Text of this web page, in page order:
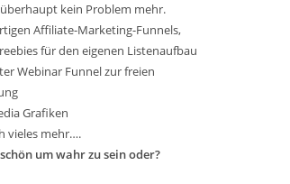
kein Problem mehr.
Affiliate-Marketing-Funnels,
für den eigenen Listenaufbau
Webinar Funnel zur freien
Grafiken
vieles mehr….
um wahr zu sein oder?